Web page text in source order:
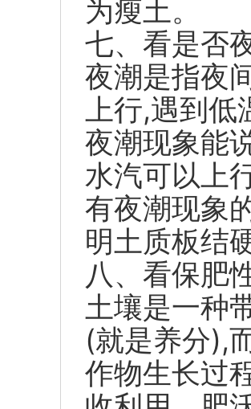
为瘦土。
七、看是否
夜潮是指夜
上行,遇到低
夜潮现象能
水汽可以上
有夜潮现象
明土质板结
八、看保肥
土壤是一种
(就是养分),
作物生长过